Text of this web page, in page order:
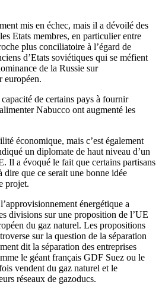
mis en échec, mais il a dévoilé des
Etats membres, en particulier entre
plus conciliatoire à l’égard de
d’Etats soviétiques qui se méfient
de la Russie sur
européen.
de certains pays à fournir
Nabucco ont augmenté les
économique, mais c’est également
un diplomate de haut niveau d’un
Il a évoqué le fait que certains partisans
dire que ce serait une bonne idée
projet.
énergétique a
divisions sur une proposition de l’UE
du gaz naturel. Les propositions
sur la question de la séparation
dit la séparation des entreprises
le géant français GDF Suez ou le
vendent du gaz naturel et le
réseaux de gazoducs.